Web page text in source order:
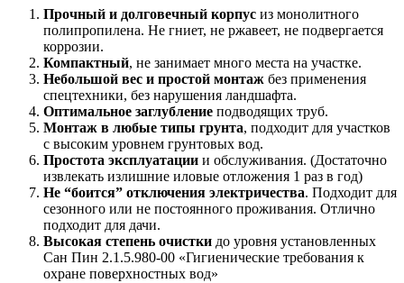
Прочный и долговечный корпус из монолитного
полипропилена. Не гниет, не ржавеет, не подвергается
коррозии.
Компактный, не занимает много места на участке.
Небольшой вес и простой монтаж без применения
спецтехники, без нарушения ландшафта.
Оптимальное заглубление подводящих труб.
Монтаж в любые типы грунта, подходит для участков
с высоким уровнем грунтовых вод.
Простота эксплуатации и обслуживания. (Достаточно
извлекать излишние иловые отложения 1 раз в год)
Не “боится” отключения электричества. Подходит для
сезонного или не постоянного проживания. Отлично
подходит для дачи.
Высокая степень очистки до уровня установленных
Сан Пин 2.1.5.980-00 «Гигиенические требования к
охране поверхностных вод»